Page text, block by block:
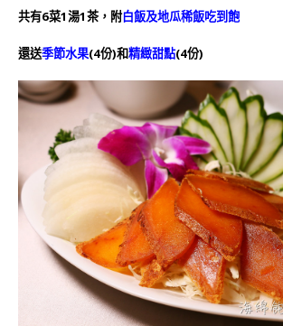
共有6菜1湯1茶，附白飯及地瓜稀飯吃到飽
還送季節水果(4份)和精緻甜點(4份)